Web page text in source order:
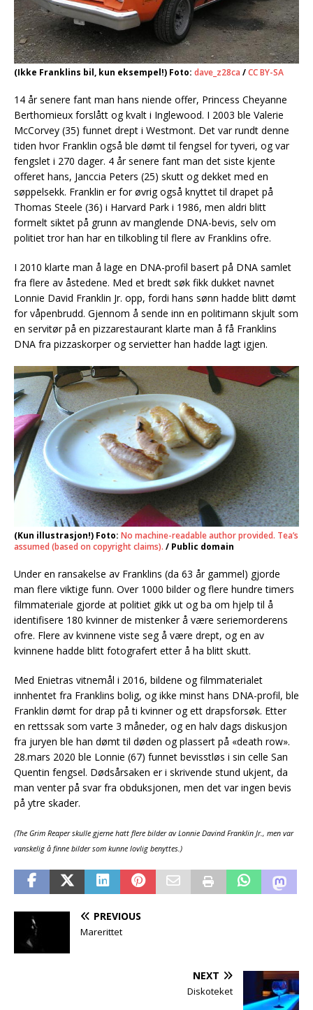
(Ikke Franklins bil, kun eksempel!) Foto: dave_z28ca /CC BY-SA
14 år senere fant man hans niende offer, Princess Cheyanne
Berthomieux forslått og kvalt i Inglewood. I 2003 ble Valerie
McCorvey (35) funnet drept i Westmont. Det var rundt denne
tiden hvor Franklin også ble dømt til fengsel for tyveri, og var
fengslet i 270 dager. 4 år senere fant man det siste kjente
offeret hans, Janccia Peters (25) skutt og dekket med en
søppelsekk. Franklin er for øvrig også knyttet til drapet på
Thomas Steele (36) i Harvard Park i 1986, men aldri blitt
formelt siktet på grunn av manglende DNA-bevis, selv om
politiet tror han har en tilkobling til flere av Franklins ofre.
I 2010 klarte man å lage en DNA-profil basert på DNA samlet
fra flere av åstedene. Med et bredt søk fikk dukket navnet
Lonnie David Franklin Jr. opp, fordi hans sønn hadde blitt dømt
for våpenbrudd. Gjennom å sende inn en politimann skjult som
en servitør på en pizzarestaurant klarte man å få Franklins
DNA fra pizzaskorper og servietter han hadde lagt igjen.
(Kun illustrasjon!) Foto: No machine-readable author provided. Tea’s
assumed (based on copyright claims). / Public domain
Under en ransakelse av Franklins (da 63 år gammel) gjorde
man flere viktige funn. Over 1000 bilder og flere hundre timers
filmmateriale gjorde at politiet gikk ut og ba om hjelp til å
identifisere 180 kvinner de mistenker å være seriemorderens
ofre. Flere av kvinnene viste seg å være drept, og en av
kvinnene hadde blitt fotografert etter å ha blitt skutt.
Med Enietras vitnemål i 2016, bildene og filmmaterialet
innhentet fra Franklins bolig, og ikke minst hans DNA-profil, ble
Franklin dømt for drap på ti kvinner og ett drapsforsøk. Etter
en rettssak som varte 3 måneder, og en halv dags diskusjon
fra juryen ble han dømt til døden og plassert på «death row».
28.mars 2020 ble Lonnie (67) funnet bevisstløs i sin celle San
Quentin fengsel. Dødsårsaken er i skrivende stund ukjent, da
man venter på svar fra obduksjonen, men det var ingen bevis
på ytre skader.
(The Grim Reaper skulle gjerne hatt flere bilder av Lonnie Davind Franklin Jr., men var
vanskelig å finne bilder som kunne lovlig benyttes.)
PREVIOUS
Marerittet
NEXT
Diskoteket